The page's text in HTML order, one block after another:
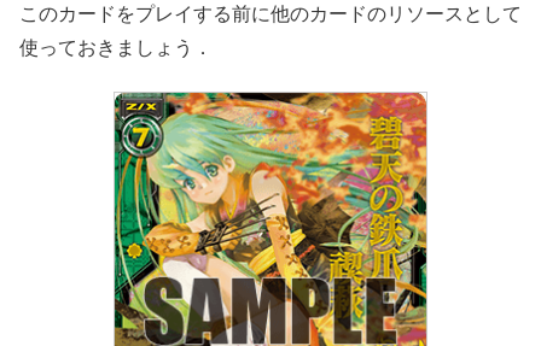
このカードをプレイする前に他のカードのリソースとして
使っておきましょう．